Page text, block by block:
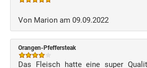
Von Marion am 09.09.2022
Orangen-Pfeffersteak
Das Fleisch hatte eine super